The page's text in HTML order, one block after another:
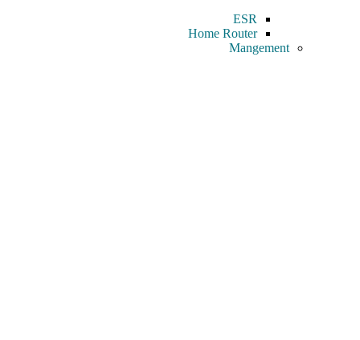
ESR
Home Router
Mangement